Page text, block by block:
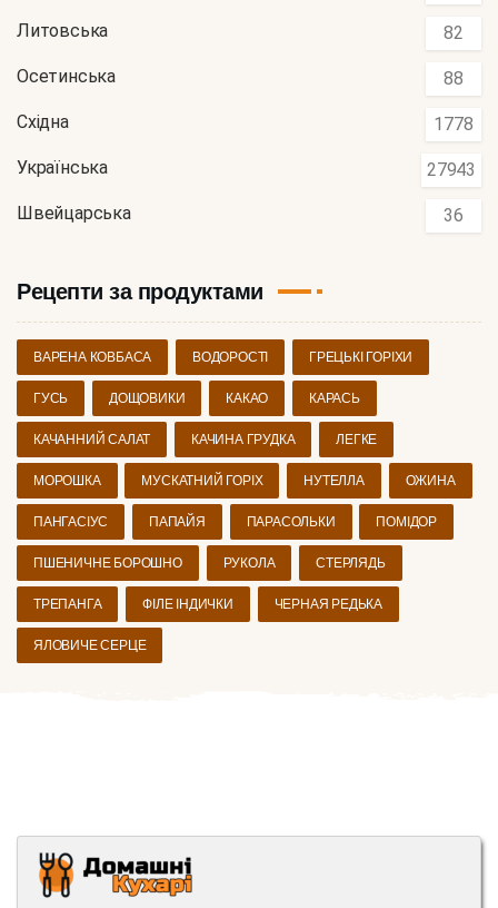
Литовська 82
Осетинська 88
Східна 1778
Українська 27943
Швейцарська 36
Рецепти за продуктами
ВАРЕНА КОВБАСА ВОДОРОСТІ ГРЕЦЬКІ ГОРІХИ
ГУСЬ ДОЩОВИКИ КАКАО КАРАСЬ
КАЧАННИЙ САЛАТ КАЧИНА ГРУДКА ЛЕГКЕ
МОРОШКА МУСКАТНИЙ ГОРІХ НУТЕЛЛА ОЖИНА
ПАНГАСІУС ПАПАЙЯ ПАРАСОЛЬКИ ПОМІДОР
ПШЕНИЧНЕ БОРОШНО РУКОЛА СТЕРЛЯДЬ
ТРЕПАНГА ФІЛЕ ІНДИЧКИ ЧЕРНАЯ РЕДЬКА
ЯЛОВИЧЕ СЕРЦЕ